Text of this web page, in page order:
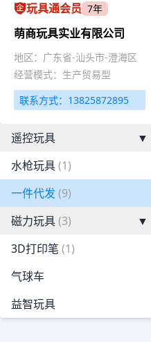
玩具通会员 7年
萌商玩具实业有限公司
地区：广东省-汕头市-澄海区
经营模式：生产贸易型
联系方式：13825872895
遥控玩具
▼
水枪玩具(1)
一件代发 (9)
磁力玩具(3)
▼
3D打印笔 (1)
气球车
益智玩具